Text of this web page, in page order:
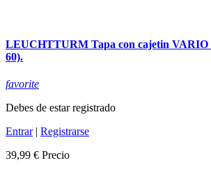
LEUCHTTURM Tapa con cajetin VARIO
60).
favorite
Debes de estar registrado
Entrar| Registrarse
39,99 € Precio